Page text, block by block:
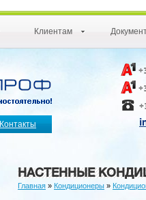
Клиентам
Контакты
НАСТЕННЫЕ
Главная » Кондиционеры »